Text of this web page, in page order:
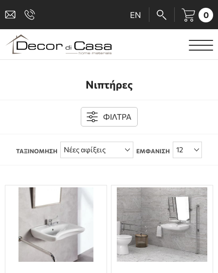
EN 0
ΕΙΔΗ ΥΓΙΕΙΝΗΣ
ΑΞΕΣΟΥΑΡ ΜΠΑΝΙΟΥ
ΚΟΥΖΙΝΑ
ΑΜΕΑ
ΕΠΙΠΛΑ ΜΠΑΝΙΟΥ
ΠΟΡΤΕΣ
Νιπτήρες
ΦΙΛΤΡΑ
ΤΑΞΙΝΟΜΗΣΗ ΕΜΦΑΝΙΣΗ